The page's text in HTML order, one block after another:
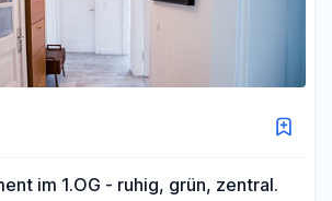
im 1.OG - ruhig, grün, zentral.